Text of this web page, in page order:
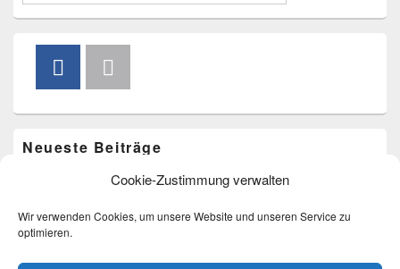
Cookie-Zustimmung verwalten
Wir verwenden Cookies, um unsere Website und unseren Service zu
optimieren.
Neueste Beiträge
Vorlesen im Freibad am 20. August um 15.00 Uhr
Bücherkarussell am 9. Mai
Eröffnungstermin im Zehentstadel
Bücherflohmarkt am 22.03.2026